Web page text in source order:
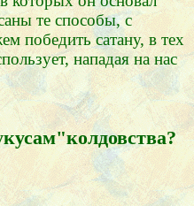
те способы, с
сатану, в тех
нападая на нас